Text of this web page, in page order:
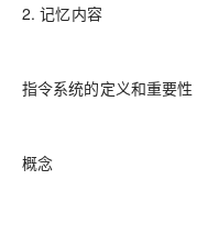
2. 记忆内容
指令系统的定义和重要性
概念